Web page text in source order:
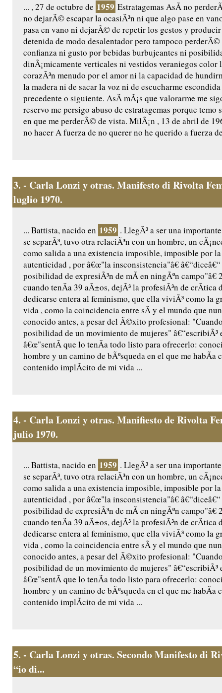
... , 27 de octubre de 1959 Estratagemas AsÃ­ no
no dejarÃ© escapar la ocasiÃ³n ni que algo pase en
pasa en vano ni dejarÃ© de repetir los gestos y
detenida de modo desalentador pero tampoco
confianza ni gusto por bebidas burbujeantes ni
dinÃ¡micamente verticales ni vestidos veraniegos color
corazÃ³n menudo por el amor ni la capacidad de
la madera ni de sacar la voz ni de escucharme
precedente o siguiente. AsÃ­ mÃ¡s que valorarme me
reservo me persigo abuso de estratagemas porque temo
en que me perderÃ© de vista. MilÃ¡n , 13 de abril de
no hacer A fuerza de no querer no he querido a fuerza
3. - Carla Lonzi y otras. Manifesto di Rivolta
luglio 1970.
... Battista, nacido en 1959 . LlegÃ³ a ser una
se separÃ³, tuvo otra relaciÃ³n con un hombre, un
como salida a una existencia imposible, imposible por
autenticidad , por â€œ"la insconsistencia"â€
posibilidad de expresiÃ³n de mÃ­ en ningÃºn campo"â€
cuando tenÃ­a 39 aÃ±os, dejÃ³ la profesiÃ³n de crÃ­tica
dedicarse entera al feminismo, que ella viviÃ³ como la
vida , como la coincidencia entre sÃ­ y el mundo que
conocido antes, a pesar del Ã©xito profesional:
posibilidad de un movimiento de mujeres" â€“escribiÃ³
â€œ"sentÃ­ que lo tenÃ­a todo listo para ofrecerlo:
hombre y un camino de bÃºsqueda en el que me habÃ­a
contenido implÃ­cito de mi vida ...
4. - Carla Lonzi y otras. Manifiesto de Rivolta
julio 1970.
... Battista, nacido en 1959 . LlegÃ³ a ser una
se separÃ³, tuvo otra relaciÃ³n con un hombre, un
como salida a una existencia imposible, imposible por
autenticidad , por â€œ"la insconsistencia"â€
posibilidad de expresiÃ³n de mÃ­ en ningÃºn campo"â€
cuando tenÃ­a 39 aÃ±os, dejÃ³ la profesiÃ³n de crÃ­tica
dedicarse entera al feminismo, que ella viviÃ³ como la
vida , como la coincidencia entre sÃ­ y el mundo que
conocido antes, a pesar del Ã©xito profesional:
posibilidad de un movimiento de mujeres" â€“escribiÃ³
â€œ"sentÃ­ que lo tenÃ­a todo listo para ofrecerlo:
hombre y un camino de bÃºsqueda en el que me habÃ­a
contenido implÃ­cito de mi vida ...
5. - Carla Lonzi y otras. Secondo Manifesto di
“io di...